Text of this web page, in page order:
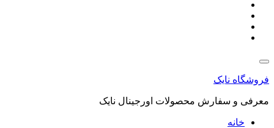
فروشگاه نایک
معرفی و سفارش محصولات اورجینال نایک
خانه